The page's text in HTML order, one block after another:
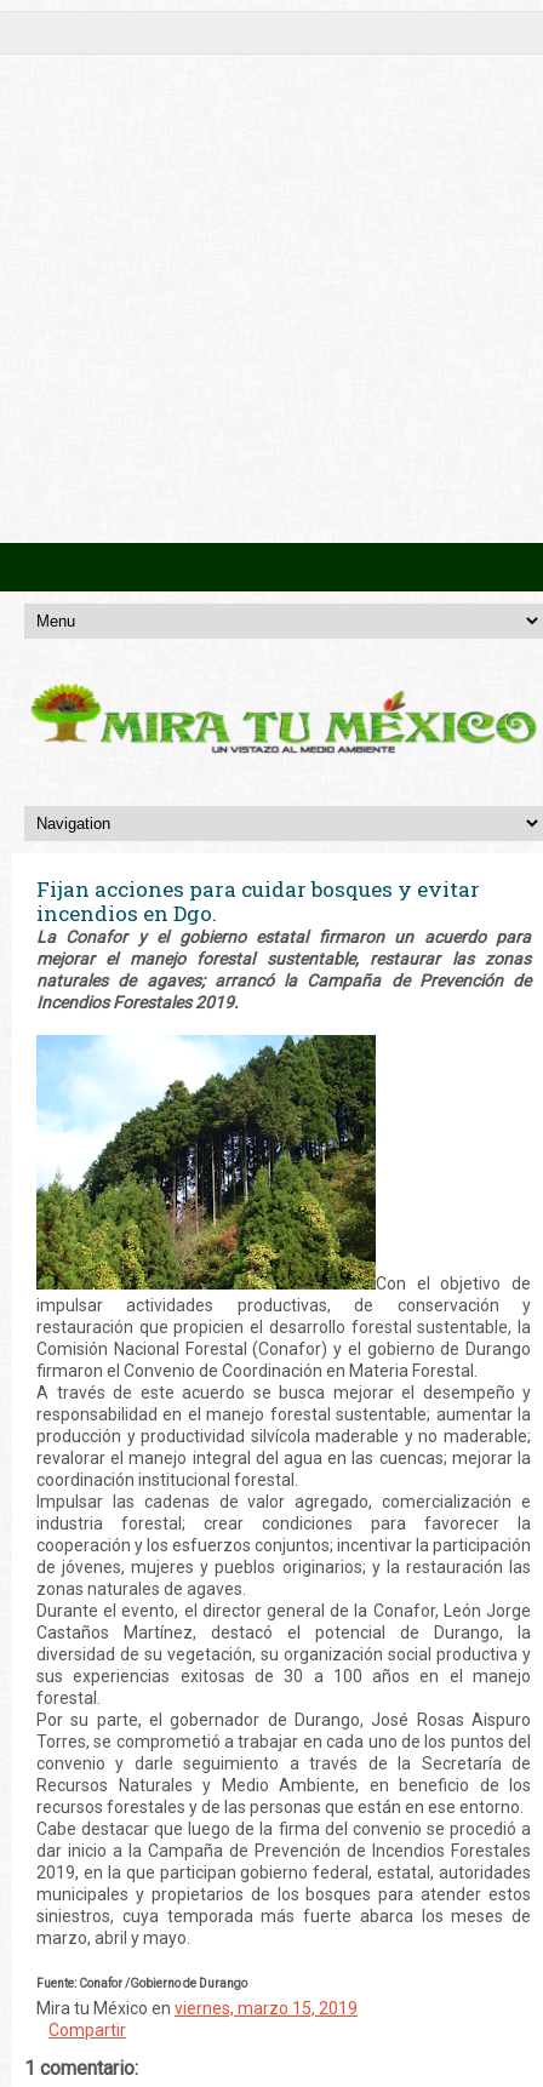
Fijan acciones para cuidar bosques y evitar
incendios en Dgo.
La Conafor y el gobierno estatal firmaron un acuerdo para
mejorar el manejo forestal sustentable, restaurar las zonas
naturales de agaves; arrancó la Campaña de Prevención de
Incendios Forestales 2019.
Con el objetivo de
impulsar actividades productivas, de conservación y
restauración que propicien el desarrollo forestal sustentable, la
Comisión Nacional Forestal (Conafor) y el gobierno de Durango
firmaron el Convenio de Coordinación en Materia Forestal.
A través de este acuerdo se busca mejorar el desempeño y
responsabilidad en el manejo forestal sustentable; aumentar la
producción y productividad silvícola maderable y no maderable;
revalorar el manejo integral del agua en las cuencas; mejorar la
coordinación institucional forestal.
Impulsar las cadenas de valor agregado, comercialización e
industria forestal; crear condiciones para favorecer la
cooperación y los esfuerzos conjuntos; incentivar la participación
de jóvenes, mujeres y pueblos originarios; y la restauración las
zonas naturales de agaves.
Durante el evento, el director general de la Conafor, León Jorge
Castaños Martínez, destacó el potencial de Durango, la
diversidad de su vegetación, su organización social productiva y
sus experiencias exitosas de 30 a 100 años en el manejo
forestal.
Por su parte, el gobernador de Durango, José Rosas Aispuro
Torres, se comprometió a trabajar en cada uno de los puntos del
convenio y darle seguimiento a través de la Secretaría de
Recursos Naturales y Medio Ambiente, en beneficio de los
recursos forestales y de las personas que están en ese entorno.
Cabe destacar que luego de la firma del convenio se procedió a
dar inicio a la Campaña de Prevención de Incendios Forestales
2019, en la que participan gobierno federal, estatal, autoridades
municipales y propietarios de los bosques para atender estos
siniestros, cuya temporada más fuerte abarca los meses de
marzo, abril y mayo.
Fuente: Conafor /Gobierno de Durango
Mira tu México en viernes, marzo 15, 2019
Compartir
1 comentario: